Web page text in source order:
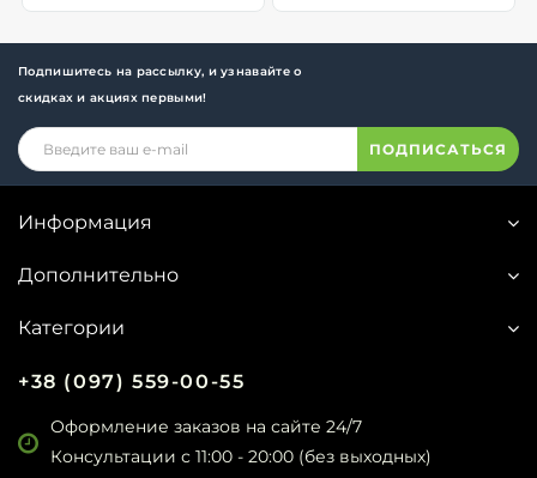
Подпишитесь на рассылку, и узнавайте о
скидках и акциях первыми!
ПОДПИСАТЬСЯ
Информация
Дополнительно
Категории
+38 (097) 559-00-55
Оформление заказов на сайте 24/7
Консультации с 11:00 - 20:00 (без выходных)